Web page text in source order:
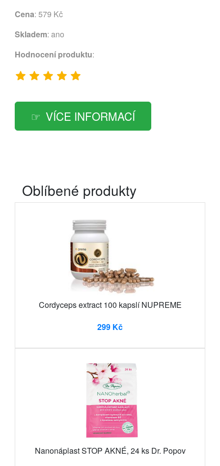
Cena: 579 Kč
Skladem: ano
Hodnocení produktu:
VÍCE INFORMACÍ
Oblíbené produkty
Cordyceps extract 100 kapslí NUPREME
299 Kč
Nanonáplast STOP AKNÉ, 24 ks Dr. Popov